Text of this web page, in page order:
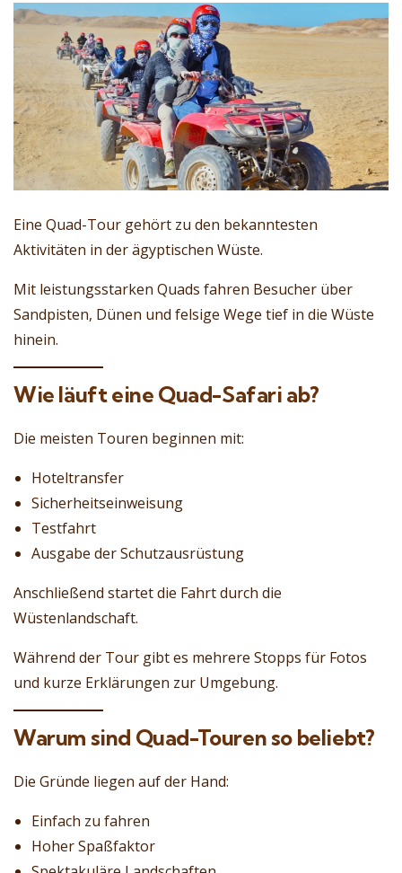
Eine Quad-Tour gehört zu den bekanntesten
Aktivitäten in der ägyptischen Wüste.
Mit leistungsstarken Quads fahren Besucher über
Sandpisten, Dünen und felsige Wege tief in die Wüste
hinein.
Wie läuft eine Quad-Safari ab?
Die meisten Touren beginnen mit:
Hoteltransfer
Sicherheitseinweisung
Testfahrt
Ausgabe der Schutzausrüstung
Anschließend startet die Fahrt durch die
Wüstenlandschaft.
Während der Tour gibt es mehrere Stopps für Fotos
und kurze Erklärungen zur Umgebung.
Warum sind Quad-Touren so beliebt?
Die Gründe liegen auf der Hand:
Einfach zu fahren
Hoher Spaßfaktor